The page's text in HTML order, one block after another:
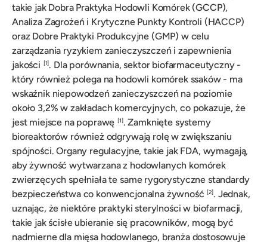
takie jak Dobra Praktyka Hodowli Komórek (GCCP),
Analiza Zagrożeń i Krytyczne Punkty Kontroli (HACCP)
oraz Dobre Praktyki Produkcyjne (GMP) w celu
zarządzania ryzykiem zanieczyszczeń i zapewnienia
jakości
[1] . Dla porównania, sektor biofarmaceutyczny -
który również polega na hodowli komórek ssaków - ma
wskaźnik niepowodzeń zanieczyszczeń na poziomie
około 3,2% w zakładach komercyjnych, co pokazuje, że
jest miejsce na poprawę
[1] . Zamknięte systemy
bioreaktorów również odgrywają rolę w zwiększaniu
spójności. Organy regulacyjne, takie jak FDA, wymagają,
aby żywność wytwarzana z hodowlanych komórek
zwierzęcych spełniała te same rygorystyczne standardy
bezpieczeństwa co konwencjonalna żywność
[2] . Jednak,
uznając, że niektóre praktyki sterylności w biofarmacji,
takie jak ścisłe ubieranie się pracowników, mogą być
nadmierne dla mięsa hodowlanego, branża dostosowuje